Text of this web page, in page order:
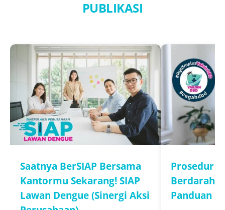
PUBLIKASI
Saatnya BerSIAP Bersama
Kantormu Sekarang! SIAP
Lawan Dengue (Sinergi Aksi
Prosedur
Berdarah
Panduan